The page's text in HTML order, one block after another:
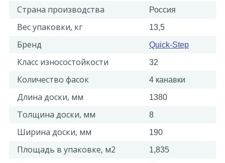
Страна производства Россия
Вес упаковки, кг 13,5
Бренд Quick-Step
Класс износостойкости 32
Количество фасок 4 канавки
Длина доски, мм 1380
Толщина доски, мм 8
Ширина доски, мм 190
Площадь в упаковке, м2 1,835